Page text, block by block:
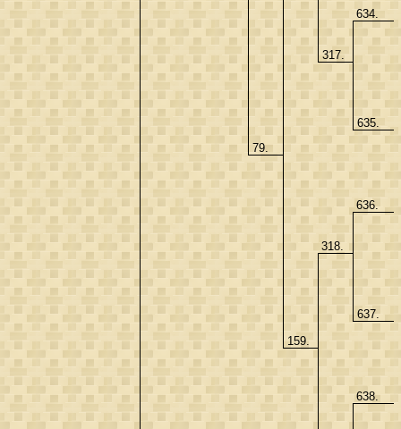
79.
317.
634.
635.
159.
318.
636.
637.
638.